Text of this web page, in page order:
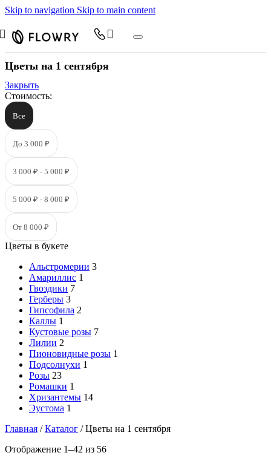
Skip to navigation Skip to main content
Цветы на 1 сентября
Закрыть
Стоимость:
Все
До 3 000 ₽
3 000 ₽ - 5 000 ₽
5 000 ₽ - 8 000 ₽
От 8 000 ₽
Цветы в букете
Альстромерии 3
Амариллис 1
Гвоздики 7
Герберы 3
Гипсофила 2
Каллы 1
Кустовые розы 7
Лилии 2
Пионовидные розы 1
Подсолнухи 1
Розы 23
Ромашки 1
Хризантемы 14
Эустома 1
Главная /Каталог /Цветы на 1 сентября
Отображение 1–42 из 56